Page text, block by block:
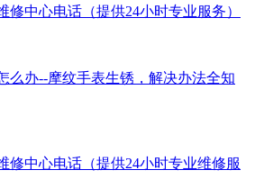
修中心电话（提供24小时专业服务）
么办--摩纹手表生锈，解决办法全知
修中心电话（提供24小时专业维修服